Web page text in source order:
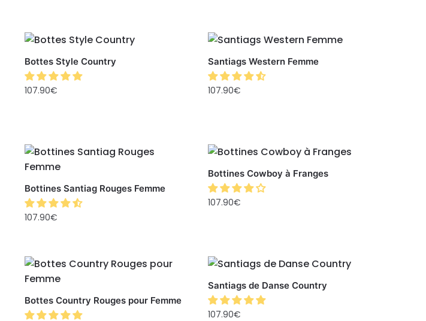
Bottes Style Country
107.90€
Santiags Western Femme
107.90€
Bottines Santiag Rouges Femme
107.90€
Bottines Cowboy à Franges
107.90€
Bottes Country Rouges pour Femme
Santiags de Danse Country
107.90€